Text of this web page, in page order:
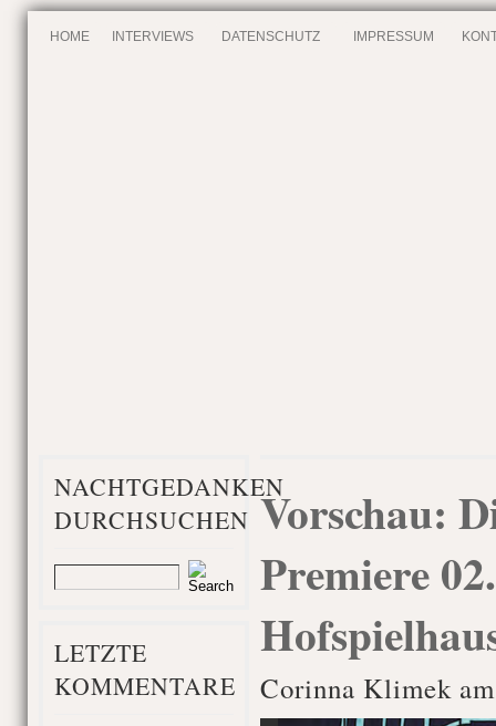
HOME INTERVIEWS DATENSCHUTZ IMPRESSUM
NACHTGEDANKEN
DURCHSUCHEN
LETZTE
KOMMENTARE
Vorschau:
Premiere
Corinna Klimek